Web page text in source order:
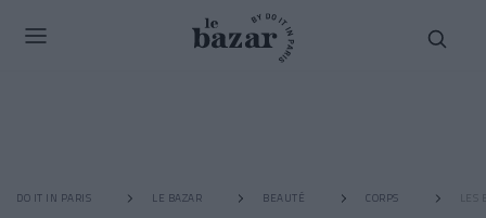
DO IT IN PARIS LE BAZAR BEAUTÉ CORPS